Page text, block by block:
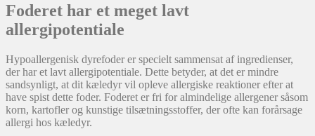
Foderet har et meget lavt
allergipotentiale
Hypoallergenisk dyrefoder er specielt sammensat af ingredienser,
der har et lavt allergipotentiale. Dette betyder, at det er mindre
sandsynligt, at dit kæledyr vil opleve allergiske reaktioner efter at
have spist dette foder. Foderet er fri for almindelige allergener såsom
korn, kartofler og kunstige tilsætningsstoffer, der ofte kan forårsage
allergi hos kæledyr.